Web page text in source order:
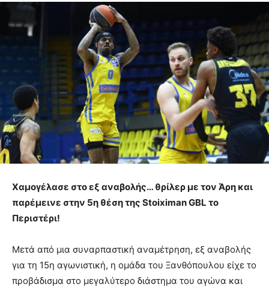
Χαμογέλασε στο εξ αναβολής… θρίλερ με τον Άρη και
παρέμεινε στην 5η θέση της Stoiximan GBL το
Περιστέρι!
Μετά από μια συναρπαστική αναμέτρηση, εξ αναβολής
για τη 15η αγωνιστική, η ομάδα του Ξανθόπουλου είχε το
προβάδισμα στο μεγαλύτερο διάστημα του αγώνα και